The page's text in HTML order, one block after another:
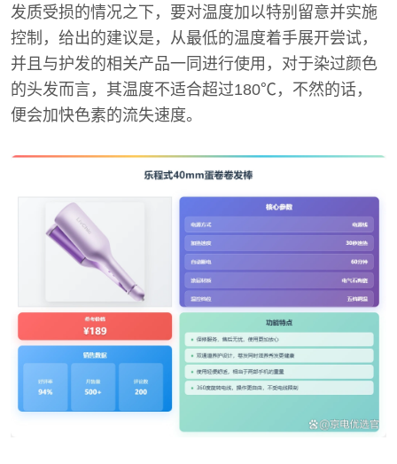
发质受损的情况之下，要对温度加以特别留意并实施
控制，给出的建议是，从最低的温度着手展开尝试，
并且与护发的相关产品一同进行使用，对于染过颜色
的头发而言，其温度不适合超过180℃，不然的话，
便会加快色素的流失速度。